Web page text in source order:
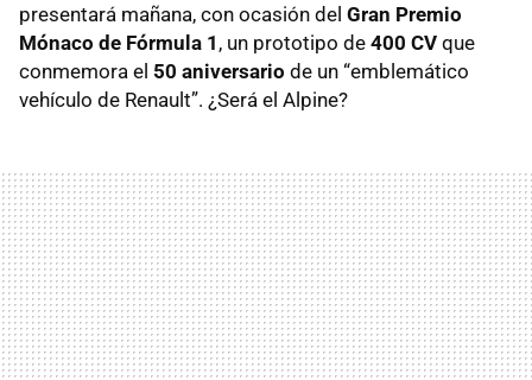
presentará mañana, con ocasión del Gran Premio
Mónaco de Fórmula 1 , un prototipo de 400 CV que
conmemora el 50 aniversario de un “emblemático
vehículo de Renault”. ¿Será el Alpine?